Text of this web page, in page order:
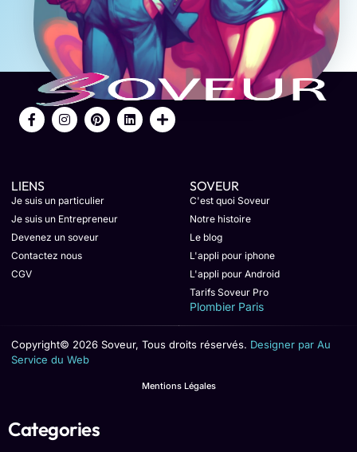
LIENS
Je suis un particulier
Je suis un Entrepreneur
Devenez un soveur
Contactez nous
CGV
SOVEUR
C'est quoi Soveur
Notre histoire
Le blog
L'appli pour iphone
L'appli pour Android
Tarifs Soveur Pro
Plombier Paris
Copyright© 2026 Soveur, Tous droits réservés. Designer par Au
Service du Web
Mentions Légales
Categories